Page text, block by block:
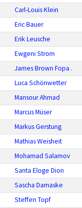
Carl-Louis Klein
Eric Bauer
Erik Leusche
Ewgeni Strom
James Brown Fopa .
Luca Schönwetter
Mansour Ahmad
Marcus Müser
Markus Gerstung
Mathias Weisheit
Mohamad Salamov
Santa Eloge Dion
Sascha Damaske
Steffen Topf